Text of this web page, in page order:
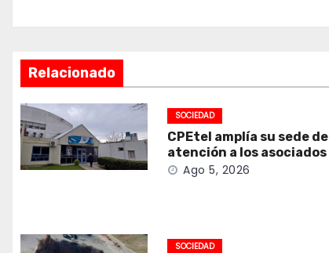
Relacionado
SOCIEDAD
CPEtel amplía su sede de
atención a los asociados
Ago 5, 2026
SOCIEDAD